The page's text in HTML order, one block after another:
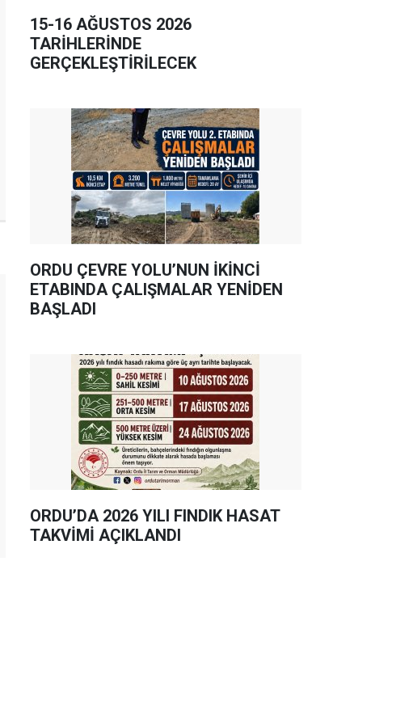
15-16 AĞUSTOS 2026
TARİHLERİNDE
GERÇEKLEŞTİRİLECEK
ORDU ÇEVRE YOLU’NUN İKİNCİ
ETABINDA ÇALIŞMALAR YENİDEN
BAŞLADI
ORDU’DA 2026 YILI FINDIK HASAT
TAKVİMİ AÇIKLANDI